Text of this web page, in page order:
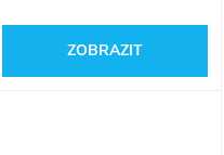
ZOBRAZIT